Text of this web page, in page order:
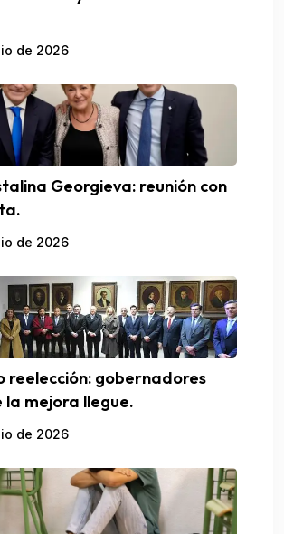
de 2026
Georgieva: reunión con
de 2026
reelección: gobernadores
la mejora llegue.
de 2026